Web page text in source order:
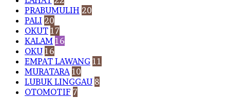
PRABUMULIH 20
PALI 20
OKUT 17
KALAM 16
OKU 16
EMPAT LAWANG 11
MURATARA 10
LUBUK LINGGAU 8
OTOMOTIF 7